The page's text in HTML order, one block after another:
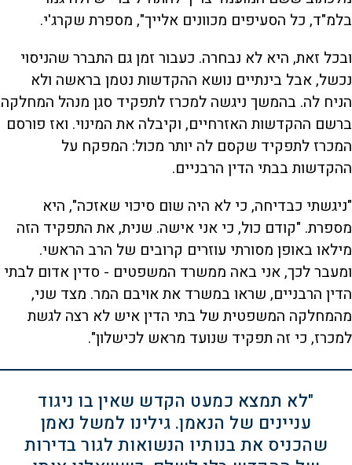
בלמ"ד, כל הסעיפים מכוונים אלייך", מספרת שקרג'י.
ובכל זאת, היא לא נבחרה. כעבור זמן גם התברר שהניסוי
נכשל, אבל בינתיים נושא ההקדשות נטמן בראשה ולא
הניח לה. בהמשך ניגשה למכרז לתפקיד סגן מנהל המחלקה
ברשם ההקדשות האזרחיים, וקיבלה את המינוי. ואז פורסם
המכרז לתפקיד שקסם לה יותר מכול: המפקח על
ההקדשות בבתי הדין הרבניים.
"ניגשתי כבדיחה, כי לא היה שום סיכוי שאזכה", היא
מספרת. "קודם כול, כי אני אישה. שנית, את התפקיד הזה
מילאו באופן מסורתי עוזרים קרובים של הרב הראשי.
ומעבר לכך, אני באה ממשרד המשפטים - סדין אדום לבתי
הדין הרבניים, שראו במשרד את אויבם המר. מצד שני,
מהמחלקה המשפטית של בתי הדין איש לא רצה לגשת
למכרז, כי זה תפקיד שנועד מראש לכישלון".
"לא תמצא כמעט הקדש שאין בו ניגוד
עניינים של הנאמן. גילינו למשל נאמן
שהכניס את בנותיו הנשואות לגור בדירות